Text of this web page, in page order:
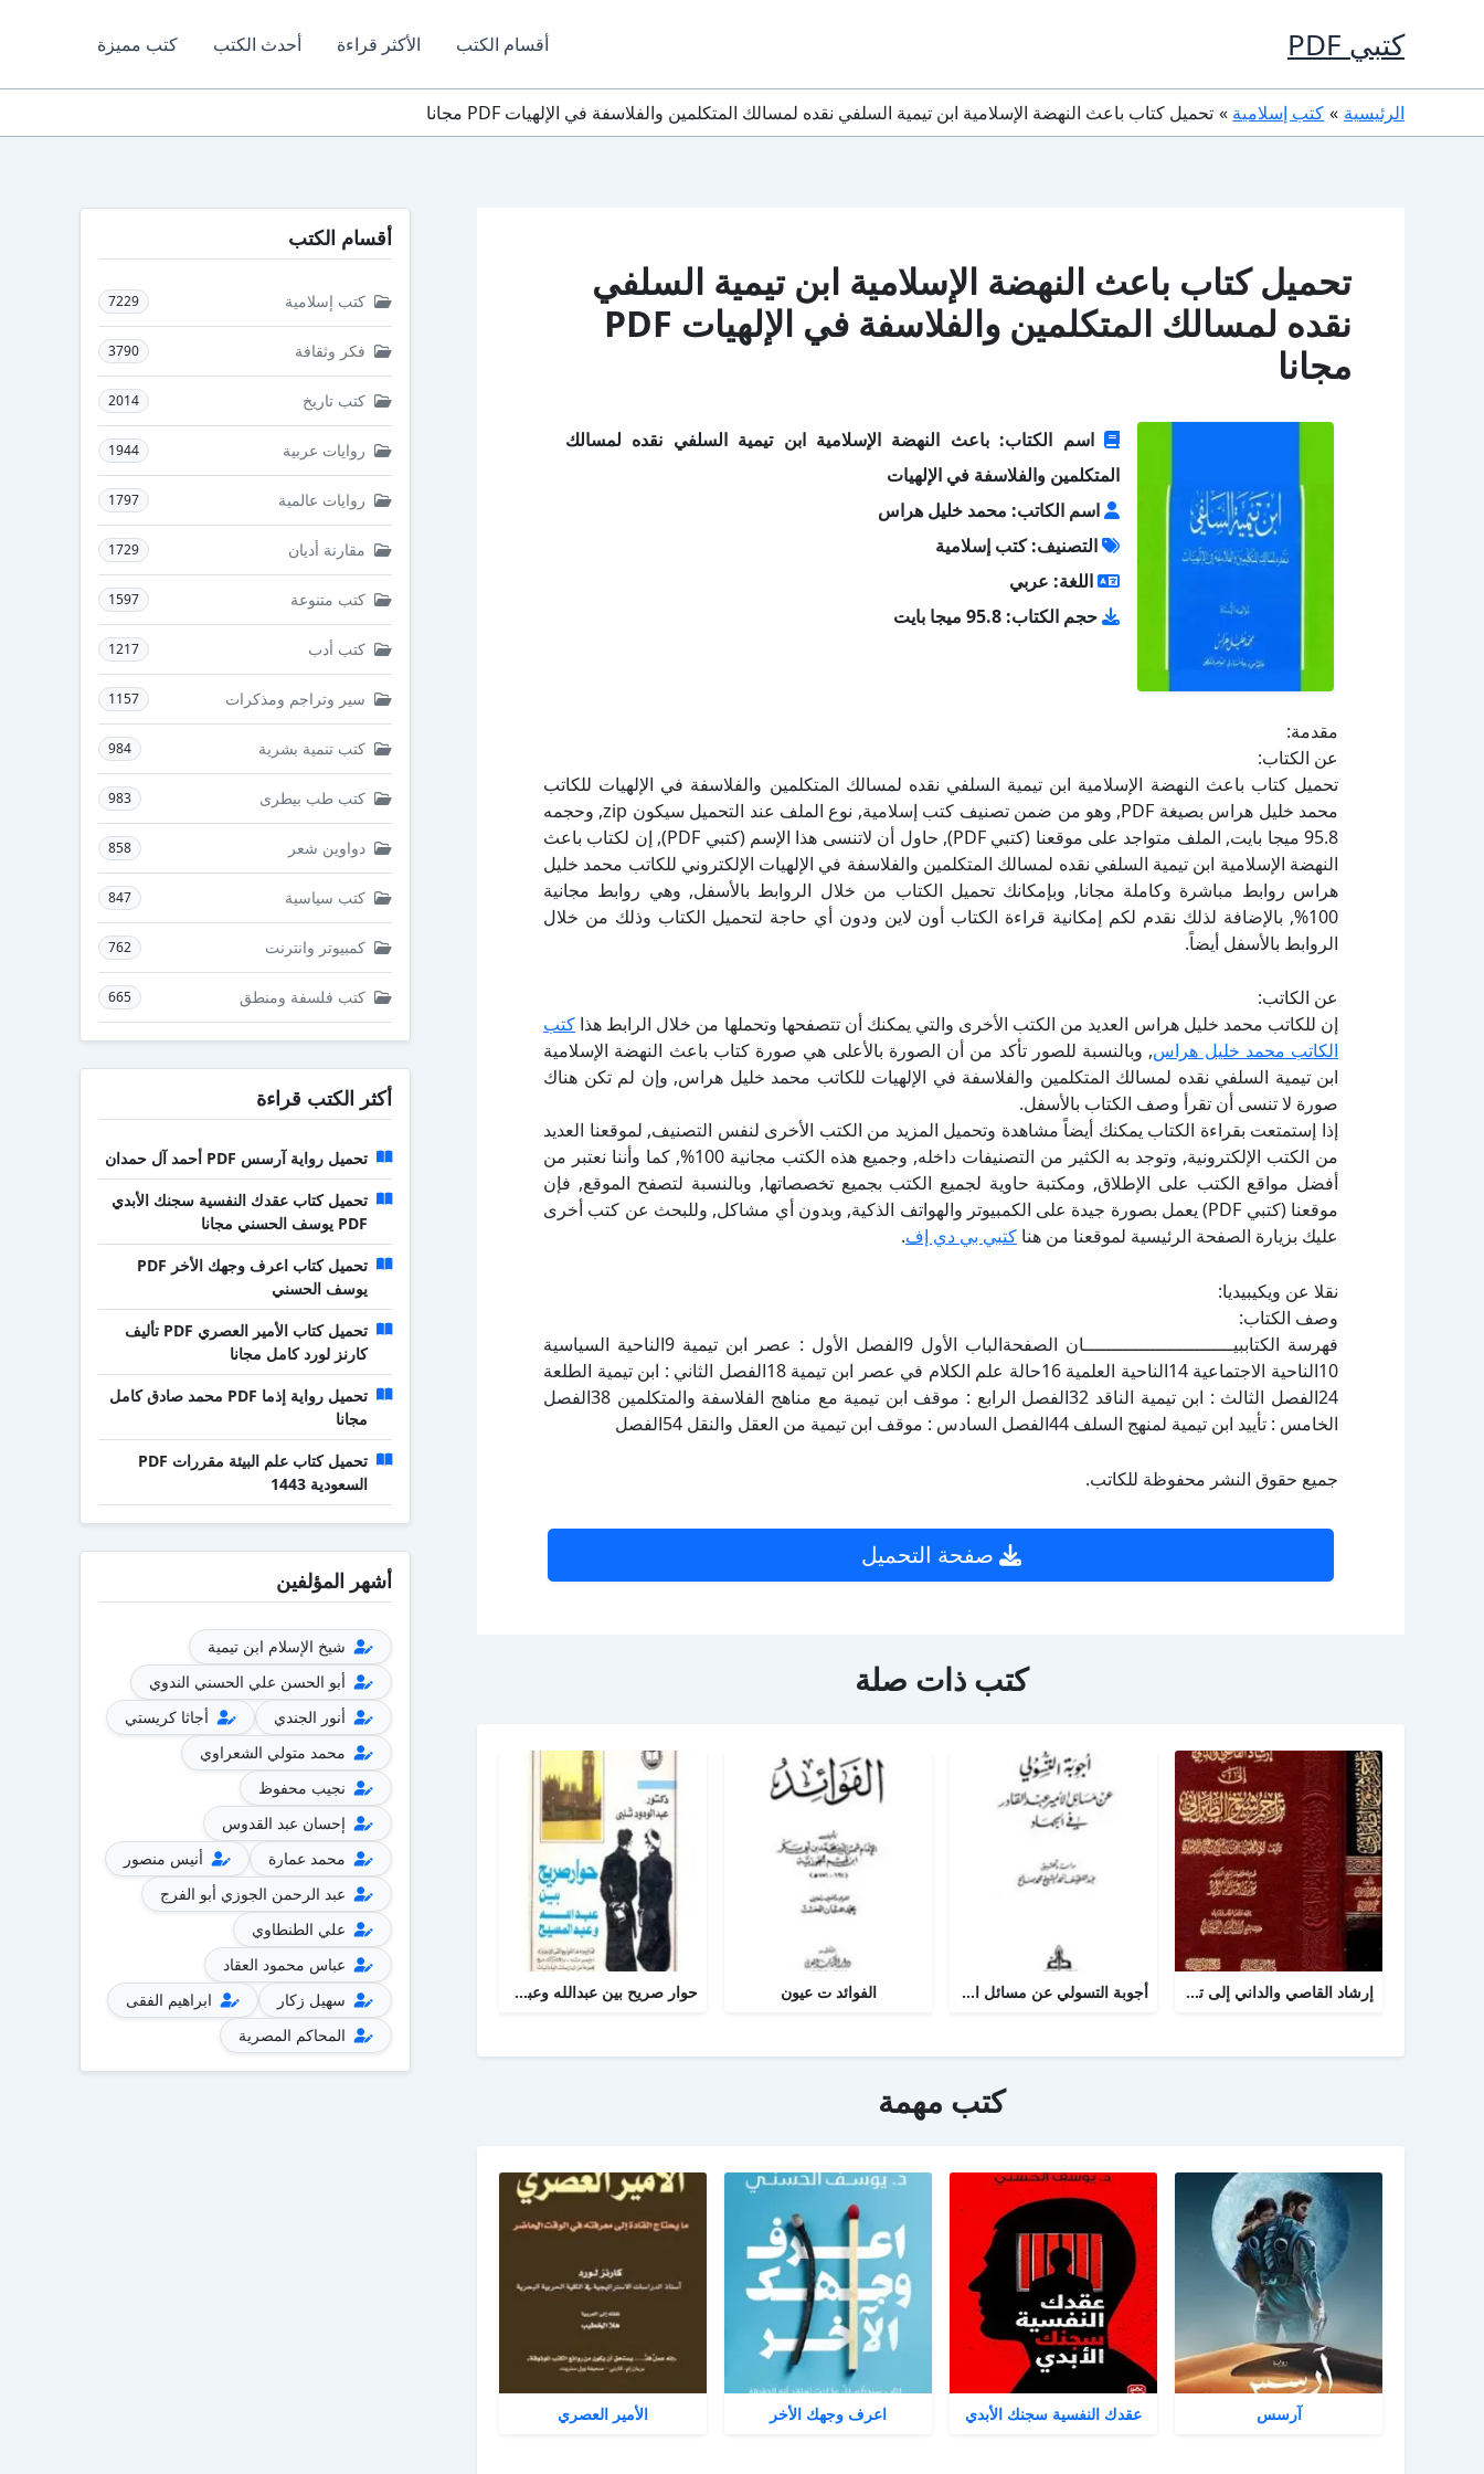
كتبي PDF أقسام الكتب الأكثر قراءة أحدث الكتب كتب مميزة
الرئيسية كتب إسلامية تحميل كتاب باعث النهضة الإسلامية ابن تيمية السلفي نقده لمسالك المتكلمين والفلاسفة في الإلهيات PDF مجانا
تحميل كتاب باعث النهضة الإسلامية ابن تيمية السلفي
نقده لمسالك المتكلمين والفلاسفة في الإلهيات PDF
مجانا
اسم الكتاب: باعث النهضة الإسلامية ابن تيمية السلفي نقده لمسالك
المتكلمين والفلاسفة في الإلهيات
اسم الكاتب: محمد خليل هراس
التصنيف: كتب إسلامية
اللغة: عربي
حجم الكتاب: 95.8 ميجا بايت
مقدمة:
عن الكتاب:
تحميل كتاب باعث النهضة الإسلامية ابن تيمية السلفي نقده لمسالك المتكلمين والفلاسفة في الإلهيات للكاتب
محمد خليل هراس بصيغة PDF, وهو من ضمن تصنيف كتب إسلامية, نوع الملف عند التحميل سيكون zip, وحجمه
95.8 ميجا بايت, الملف متواجد على موقعنا (كتبي PDF), حاول أن لاتنسى هذا الإسم (كتبي PDF), إن لكتاب باعث
النهضة الإسلامية ابن تيمية السلفي نقده لمسالك المتكلمين والفلاسفة في الإلهيات الإلكتروني للكاتب محمد خليل
هراس روابط مباشرة وكاملة مجانا, وبإمكانك تحميل الكتاب من خلال الروابط بالأسفل, وهي روابط مجانية
100%, بالإضافة لذلك نقدم لكم إمكانية قراءة الكتاب أون لاين ودون أي حاجة لتحميل الكتاب وذلك من خلال
الروابط بالأسفل أيضاً.
عن الكاتب:
إن للكاتب محمد خليل هراس العديد من الكتب الأخرى والتي يمكنك أن تتصفحها وتحملها من خلال الرابط هذا كتب
الكاتب محمد خليل هراس, وبالنسبة للصور تأكد من أن الصورة بالأعلى هي صورة كتاب باعث النهضة الإسلامية
ابن تيمية السلفي نقده لمسالك المتكلمين والفلاسفة في الإلهيات للكاتب محمد خليل هراس, وإن لم تكن هناك
صورة لا تنسى أن تقرأ وصف الكتاب بالأسفل.
إذا إستمتعت بقراءة الكتاب يمكنك أيضاً مشاهدة وتحميل المزيد من الكتب الأخرى لنفس التصنيف, لموقعنا العديد
من الكتب الإلكترونية, وتوجد به الكثير من التصنيفات داخله, وجميع هذه الكتب مجانية 100%, كما وأننا نعتبر من
أفضل مواقع الكتب على الإطلاق, ومكتبة حاوية لجميع الكتب بجميع تخصصاتها, وبالنسبة لتصفح الموقع, فإن
موقعنا (كتبي PDF) يعمل بصورة جيدة على الكمبيوتر والهواتف الذكية, وبدون أي مشاكل, وللبحث عن كتب أخرى
عليك بزيارة الصفحة الرئيسية لموقعنا من هنا كتبي بي دي إف.
نقلا عن ويكيبيديا:
وصف الكتاب:
فهرسة الكتاببيـــــــــــــــــــــــــــان الصفحةالباب الأول 9الفصل الأول : عصر ابن تيمية 9الناحية السياسية
10الناحية الاجتماعية 14الناحية العلمية 16حالة علم الكلام في عصر ابن تيمية 18الفصل الثاني : ابن تيمية الطلعة
24الفصل الثالث : ابن تيمية الناقد 32الفصل الرابع : موقف ابن تيمية مع مناهج الفلاسفة والمتكلمين 38الفصل
الخامس : تأييد ابن تيمية لمنهج السلف 44الفصل السادس : موقف ابن تيمية من العقل والنقل 54الفصل
جميع حقوق النشر محفوظة للكاتب.
صفحة التحميل
كتب ذات صلة
إرشاد القاصي والداني إلى تراجم شيوخ الطبراني أجوبة التسولي عن مسائل الأمير عبد القادر في الجهاد الفوائد ت عيون حوار صريح بين عبدالله وعبدالمسيح
كتب مهمة
آرسس عقدك النفسية سجنك الأبدي اعرف وجهك الأخر الأمير العصري
أقسام الكتب
كتب إسلامية 7229
فكر وثقافة 3790
كتب تاريخ 2014
روايات عربية 1944
روايات عالمية 1797
مقارنة أديان 1729
كتب متنوعة 1597
كتب أدب 1217
سير وتراجم ومذكرات 1157
كتب تنمية بشرية 984
كتب طب بيطرى 983
دواوين شعر 858
كتب سياسية 847
كمبيوتر وانترنت 762
كتب فلسفة ومنطق 665
أكثر الكتب قراءة
تحميل رواية آرسس PDF أحمد آل حمدان
تحميل كتاب عقدك النفسية سجنك الأبدي
PDF يوسف الحسني مجانا
تحميل كتاب اعرف وجهك الأخر PDF
يوسف الحسني
تحميل كتاب الأمير العصري PDF تأليف
كارنز لورد كامل مجانا
تحميل رواية إذما PDF محمد صادق كامل
مجانا
تحميل كتاب علم البيئة مقررات PDF
السعودية 1443
أشهر المؤلفين
شيخ الإسلام ابن تيمية
أبو الحسن علي الحسني الندوي
أنور الجندي
أجاثا كريستي
محمد متولي الشعراوي
نجيب محفوظ
إحسان عبد القدوس
محمد عمارة
أنيس منصور
عبد الرحمن الجوزي أبو الفرج
علي الطنطاوي
عباس محمود العقاد
سهيل زكار
ابراهيم الفقى
المحاكم المصرية